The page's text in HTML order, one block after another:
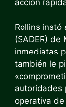
acción
Rollins instó
(SADER) de
inmediatas
también le
autoridades
operativa